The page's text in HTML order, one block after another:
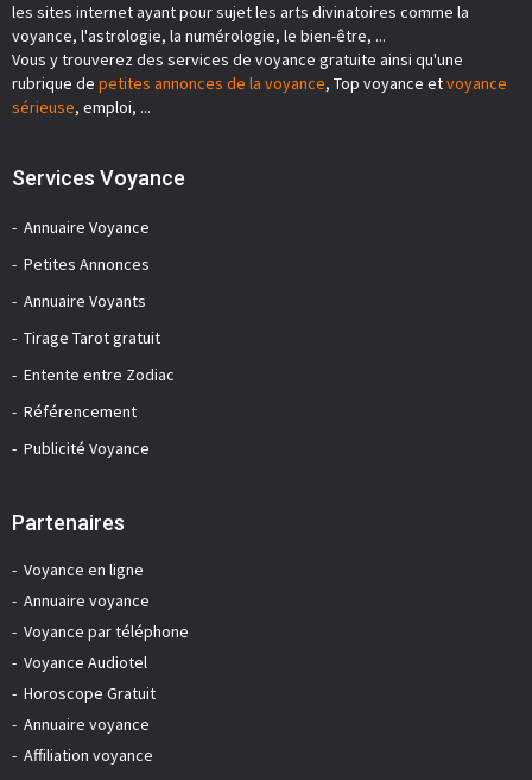
les sites internet ayant pour sujet les arts divinatoires comme la
voyance, l'astrologie, la numérologie, le bien-être, ...
Vous y trouverez des services de voyance gratuite ainsi qu'une
rubrique de petites annonces de la voyance, Top voyance etvoyance
sérieuse, emploi, ...
Services Voyance
Annuaire Voyance
Petites Annonces
Annuaire Voyants
Tirage Tarot gratuit
Entente entre Zodiac
Référencement
Publicité Voyance
Partenaires
Voyance en ligne
Annuaire voyance
Voyance par téléphone
Voyance Audiotel
Horoscope Gratuit
Annuaire voyance
Affiliation voyance